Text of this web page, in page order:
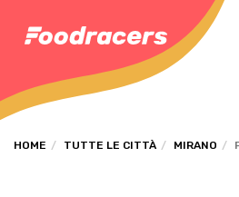
HOME TUTTE LE CITTÀ MIRANO